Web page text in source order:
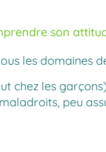
son
les domaines
chez les
peu